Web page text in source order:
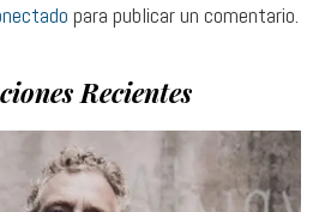
para publicar un comentario.
Recientes